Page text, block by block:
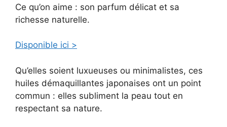
Ce qu’on aime : son parfum délicat et sa
richesse naturelle.
Disponible ici >
Qu’elles soient luxueuses ou minimalistes, ces
huiles démaquillantes japonaises ont un point
commun : elles subliment la peau tout en
respectant sa nature.